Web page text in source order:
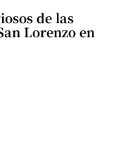
de las
Lorenzo en